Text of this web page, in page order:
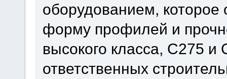
оборудованием,
форму профилей и
высокого класса, С275 и
ответственных